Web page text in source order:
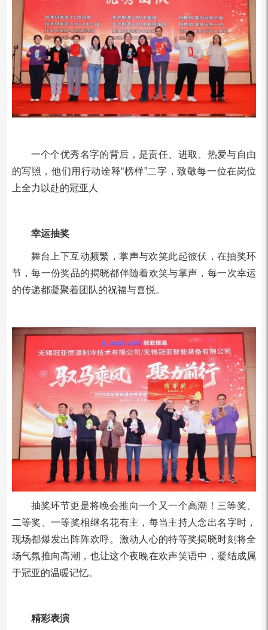
一个个优秀名字的背后，是责任、进取、热爱与自由
的写照，他们用行动诠释“榜样”二字，致敬每一位在岗位
上全力以赴的冠亚人
幸运抽奖
舞台上下互动频繁，掌声与欢笑此起彼伏，在抽奖环
节，每一份奖品的揭晓都伴随着欢笑与掌声，每一次幸运
的传递都凝聚着团队的祝福与喜悦。
抽奖环节更是将晚会推向一个又一个高潮！三等奖、
二等奖、一等奖相继名花有主，每当主持人念出名字时，
现场都爆发出阵阵欢呼。激动人心的特等奖揭晓时刻将全
场气氛推向高潮，也让这个夜晚在欢声笑语中，凝结成属
于冠亚的温暖记忆。
精彩表演